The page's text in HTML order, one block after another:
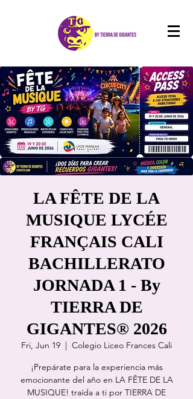
LA FÊTE DE LA
MUSIQUE LYCÉE
FRANÇAIS CALI
BACHILLERATO
JORNADA 1 - By
TIERRA DE
GIGANTES® 2026
Fri, Jun 19
  |
Colegio Liceo Frances Cali
¡Prepárate para la experiencia más
emocionante del año en LA FÊTE DE LA
MUSIQUE! traída a ti por TIERRA DE